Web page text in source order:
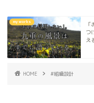
my works
つ
え
HOME #組織設計